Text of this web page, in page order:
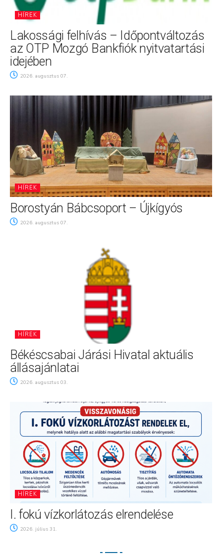
HÍREK
Lakossági felhívás – Időpontváltozás
az OTP Mozgó Bankfiók nyitvatartási
idejében
2026. augusztus 07.
HÍREK
Borostyán Bábcsoport – Újkígyós
2026. augusztus 07.
HÍREK
Békéscsabai Járási Hivatal aktuális
állásajánlatai
2026. augusztus 03.
HÍREK
I. fokú vízkorlátozás elrendelése
2026. július 31.